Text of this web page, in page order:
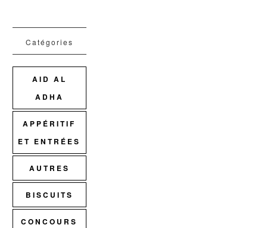
Catégories
AID AL
ADHA
APPÉRITIF
ET ENTRÉES
AUTRES
BISCUITS
CONCOURS